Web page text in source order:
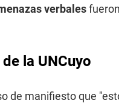
verbales
la UNCuyo
de manifiesto que